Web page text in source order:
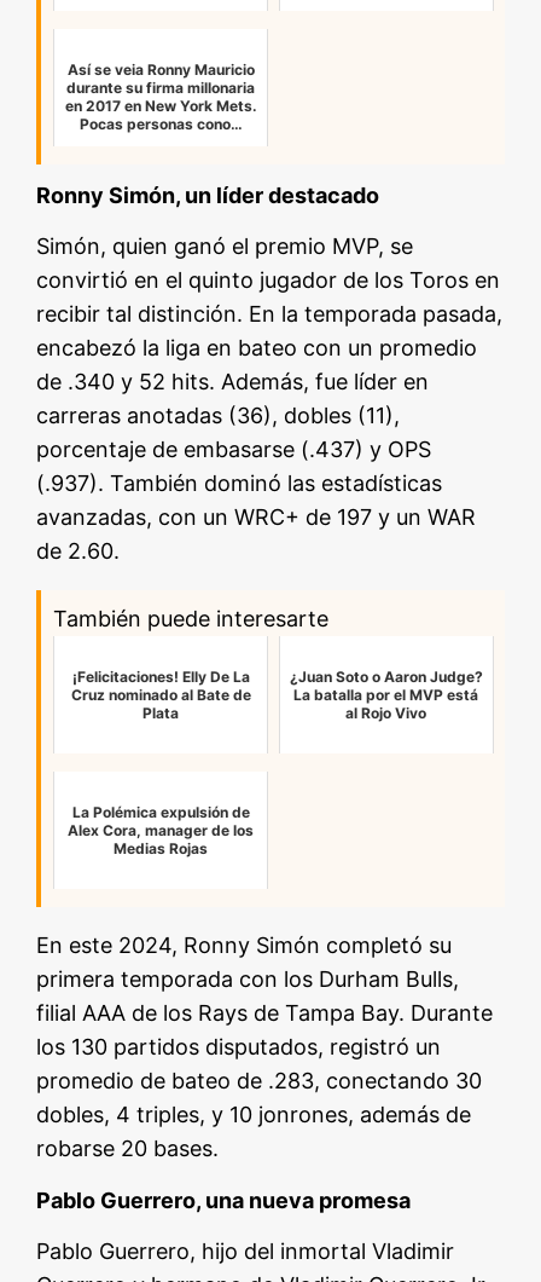
Así se veia Ronny Mauricio
durante su firma millonaria
en 2017 en New York Mets.
Pocas personas cono…
Ronny Simón, un líder destacado
Simón, quien ganó el premio MVP, se
convirtió en el quinto jugador de los Toros en
recibir tal distinción. En la temporada pasada,
encabezó la liga en bateo con un promedio
de .340 y 52 hits. Además, fue líder en
carreras anotadas (36), dobles (11),
porcentaje de embasarse (.437) y OPS
(.937). También dominó las estadísticas
avanzadas, con un WRC+ de 197 y un WAR
de 2.60.
También puede interesarte
¡Felicitaciones! Elly De La
Cruz nominado al Bate de
Plata
¿Juan Soto o Aaron Judge?
La batalla por el MVP está
al Rojo Vivo
La Polémica expulsión de
Alex Cora, manager de los
Medias Rojas
En este 2024, Ronny Simón completó su
primera temporada con los Durham Bulls,
filial AAA de los Rays de Tampa Bay. Durante
los 130 partidos disputados, registró un
promedio de bateo de .283, conectando 30
dobles, 4 triples, y 10 jonrones, además de
robarse 20 bases.
Pablo Guerrero, una nueva promesa
Pablo Guerrero, hijo del inmortal Vladimir